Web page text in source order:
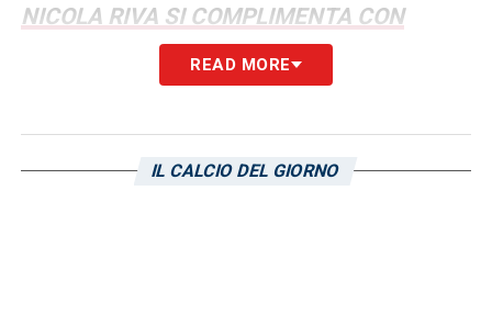
NICOLA RIVA SI COMPLIMENTA CON
READ MORE
IL CALCIO DEL GIORNO